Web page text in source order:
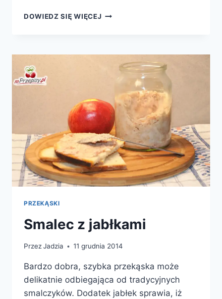
DOWIEDZ SIĘ WIĘCEJ PIKANTNE
PRZEKĄSKI
Smalec z jabłkami
PrzezJadzia 11 grudnia 2014
Bardzo dobra, szybka przekąska może
delikatnie odbiegająca od tradycyjnych
smalczyków. Dodatek jabłek sprawia, iż